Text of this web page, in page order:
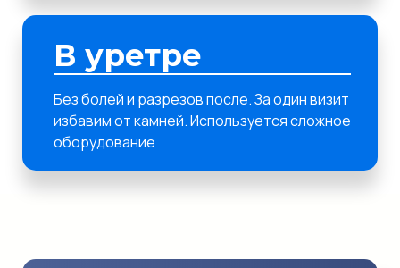
В уретре
Без болей и разрезов после. За один визит
избавим от камней. Используется сложное
оборудование